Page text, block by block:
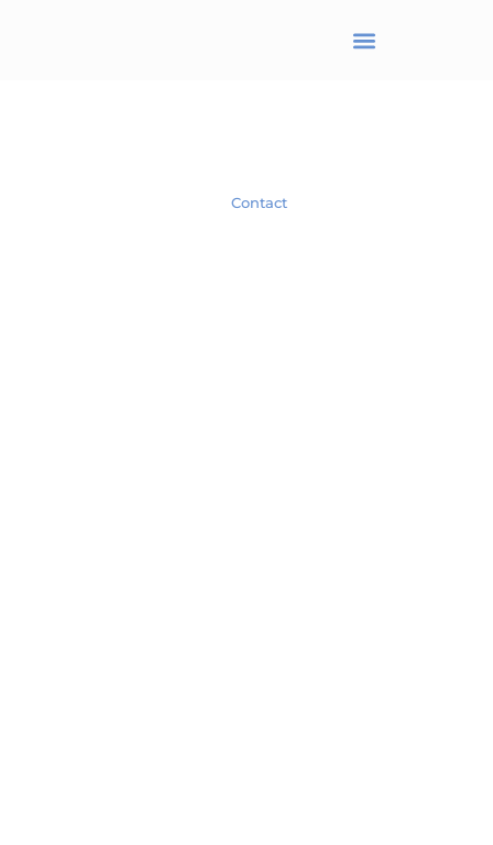
Contact